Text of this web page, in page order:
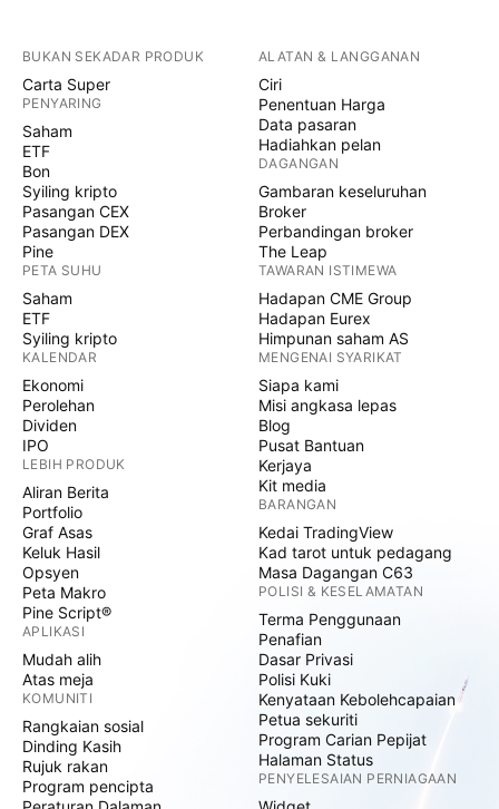
BUKAN SEKADAR PRODUK
Carta Super
PENYARING
Saham
ETF
Bon
Syiling kripto
Pasangan CEX
Pasangan DEX
Pine
PETA SUHU
Saham
ETF
Syiling kripto
KALENDAR
Ekonomi
Perolehan
Dividen
IPO
LEBIH PRODUK
Aliran Berita
Portfolio
Graf Asas
Keluk Hasil
Opsyen
Peta Makro
Pine Script®
APLIKASI
Mudah alih
Atas meja
KOMUNITI
Rangkaian sosial
Dinding Kasih
Rujuk rakan
Program pencipta
ALATAN & LANGGANAN
Ciri
Penentuan Harga
Data pasaran
Hadiahkan pelan
DAGANGAN
Gambaran keseluruhan
Broker
Perbandingan broker
The Leap
TAWARAN ISTIMEWA
Hadapan CME Group
Hadapan Eurex
Himpunan saham AS
MENGENAI SYARIKAT
Siapa kami
Misi angkasa lepas
Blog
Pusat Bantuan
Kerjaya
Kit media
BARANGAN
Kedai TradingView
Kad tarot untuk pedagang
Masa Dagangan C63
POLISI & KESELAMATAN
Terma Penggunaan
Penafian
Dasar Privasi
Polisi Kuki
Kenyataan Kebolehcapaian
Petua sekuriti
Program Carian Pepijat
Halaman Status
PENYELESAIAN PERNIAGAAN